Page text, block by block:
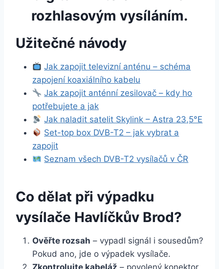
rozhlasovým vysíláním.
Užitečné návody
Jak zapojit televizní anténu – schéma
zapojení koaxiálního kabelu
Jak zapojit anténní zesilovač – kdy ho
potřebujete a jak
Jak naladit satelit Skylink – Astra 23,5°E
Set-top box DVB-T2 – jak vybrat a
zapojit
Seznam všech DVB-T2 vysílačů v ČR
Co dělat při výpadku
vysílače Havlíčkův Brod?
Ověřte rozsah – vypadl signál i sousedům?
Pokud ano, jde o výpadek vysílače.
Zkontrolujte kabeláž – povolený konektor